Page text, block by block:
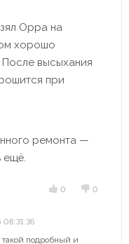
Oppa на
хорошо
высыхания
при
ремонта —
ещё.
0 0
08:31:36
такой подробный и